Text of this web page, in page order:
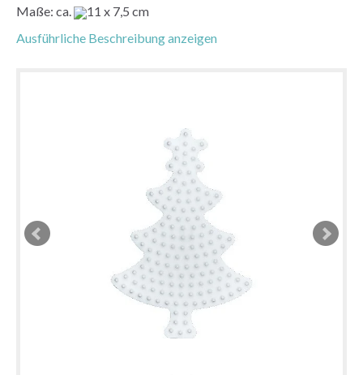
Maße: ca.
11 x 7,5 cm
Ausführliche Beschreibung anzeigen